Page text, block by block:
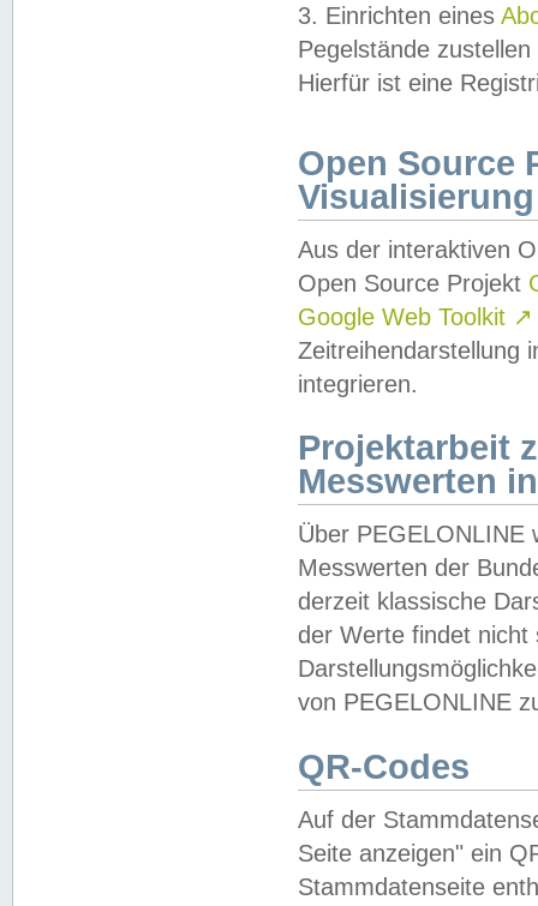
3. Einrichten eines
Pegelstände
Hierfür ist eine
Open Source
Visualisierung
Aus der interaktiven
Open Source Projekt
Google Web Toolkit ↗
Zeitreihendarstellung
integrieren.
Projektarbeit
Messwerten
Über PEGELONLINE
Messwerten der
derzeit klassische
der Werte findet
von PEGELONLINE
QR-Codes
Auf der
Seite anzeigen" ein
Stammdatenseite